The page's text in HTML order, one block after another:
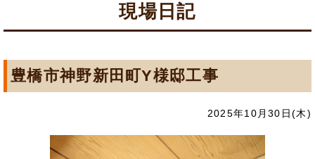
現場日記
豊橋市神野新田町Y様邸工事
2025年10月30日(木)